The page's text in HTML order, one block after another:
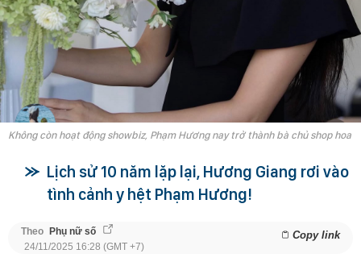
Không còn hoạt động showbiz, Phạm Hương nay trở thành bà chủ shop hoa
Lịch sử 10 năm lặp lại, Hương Giang rơi vào
tình cảnh y hệt Phạm Hương!
Theo Phụ nữ số Copy link
24/11/2025 16:28 (GMT +7)